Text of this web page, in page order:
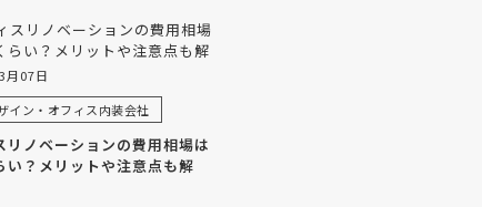
月07日
イン・オフィス内装会社
リノベーションの費用相場は
い？メリットや注意点も解